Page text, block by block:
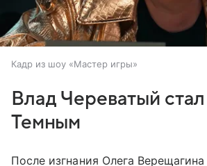
Кадр из шоу «Мастер игры»
Влад Череватый
Темным
После изгнания Олега